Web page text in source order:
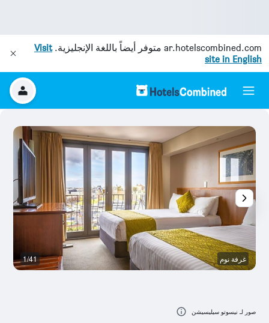
ar.hotelscombined.com متوفر أيضاً باللغة الإنجليزية.Visit
site in English
غرفة نوم 1/41
صور لـ نيسوتو سيليسيشن